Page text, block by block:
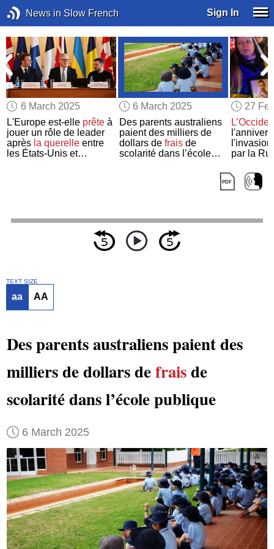
News in Slow French Sign In
6 March 2025
L'Europe est-elle prête à
jouer un rôle de leader
après la querelle entre
les États-Unis et
6 March 2025
Des parents australiens
paient des milliers de
dollars de fraisde
scolarité dans l’école
27
par la
TEXT SIZE
aa AA
Des parents australiens paient des
milliers de dollars defraisde
scolarité dans l’école publique
6 March 2025